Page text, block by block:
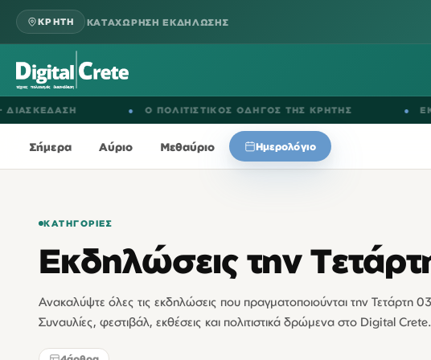
ΚΡΗΤΗ ΚΑΤΑΧΩΡΗΣΗ ΕΚΔΗΛΩΣΗΣ
Ο ΠΟΛΙΤΙΣΤΙΚΟΣ ΟΔΗΓΟΣ ΤΗΣ ΚΡΗΤΗΣ
Σήμερα Αύριο Μεθαύριο Ημερολόγιο
ΚΑΤΗΓΟΡΊΕΣ
Εκδηλώσεις την
Ανακαλύψτε όλες τις εκδηλώσεις που πραγματοποιούνται την
Συναυλίες, φεστιβάλ, εκθέσεις και πολιτιστικά δρώμενα στο Digital Crete.